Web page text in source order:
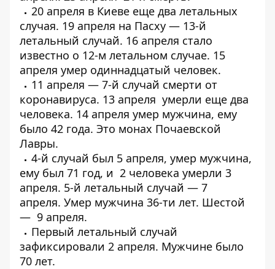
20 апреля в Киеве еще два летальных
случая. 19 апреля на Пасху — 13-й
летальный случай. 16 апреля стало
известно о 12-м летальном случае. 15
апреля умер одиннадцатый человек.
11 апреля — 7-й случай смерти от
коронавируса. 13 апреля умерли еще два
человека. 14 апреля умер мужчина, ему
было 42 года. Это монах Почаевской
Лавры.
4-й случай был 5 апреля, умер мужчина,
ему был 71 год, и 2 человека умерли 3
апреля. 5-й летальный случай — 7
апреля. Умер мужчина 36-ти лет. Шестой
— 9 апреля.
Первый летальный случай
зафиксировали 2 апреля. Мужчине было
70 лет.